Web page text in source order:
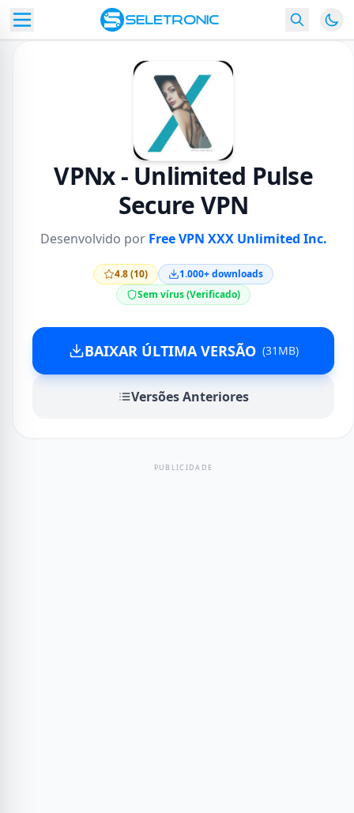
VPNx - Unlimited Pulse
Secure VPN
Desenvolvido por Free VPN XXX Unlimited Inc.
4.8 (10)
1.000+ downloads
Sem vírus (Verificado)
BAIXAR ÚLTIMA VERSÃO (31MB)
Versões Anteriores
PUBLICIDADE